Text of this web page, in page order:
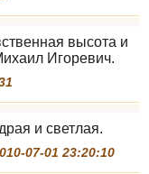
высота и
Игоревич.
и светлая.
07-01 23:20:10